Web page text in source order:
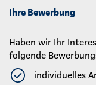
Ihre Bewerbung
Haben wir Ihr
folgende
individuelles